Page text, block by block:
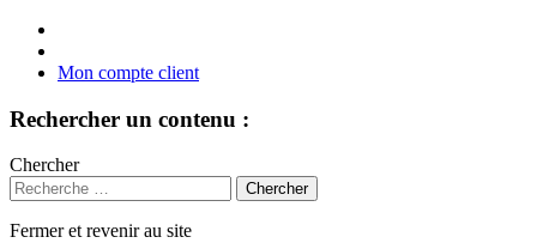
Mon compte client
Rechercher un contenu :
Chercher
Fermer et revenir au site